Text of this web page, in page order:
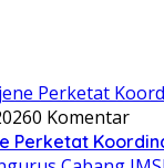
0 Komentar
Perketat